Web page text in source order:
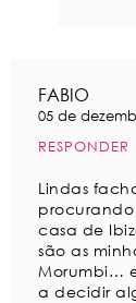
FABIO
05 de
RESPONDER
Lindas
casa de
são as
Morumbi…
a decidir